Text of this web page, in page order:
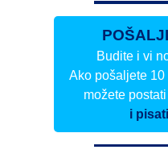
Budite i vi
Ako pošaljete
možete
i